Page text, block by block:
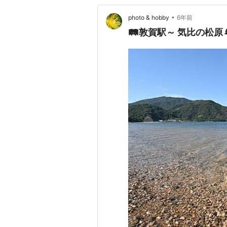
photo & hobby • 6年前
🛤敦賀駅～ 気比の松原